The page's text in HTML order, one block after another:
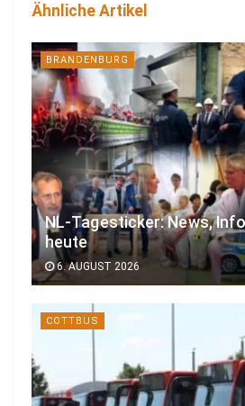
Ähnliche Artikel
BRANDENBURG
NL-Tagesticker: News,
heute
6. AUGUST 2026
COTTBUS